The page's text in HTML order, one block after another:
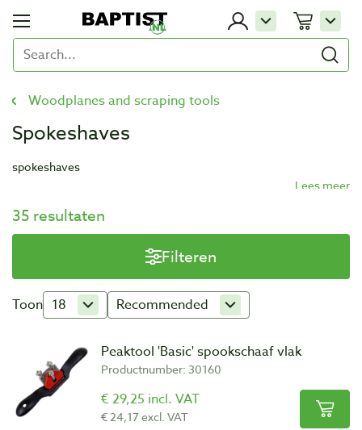
Woodplanes and scraping tools
Spokeshaves
spokeshaves
35 resultaten
Filteren
Toon 18 Recommended
Peaktool 'Basic' spookschaaf vlak
Productnumber: 30160
€ 29,25 incl. VAT
€ 24,17 excl. VAT